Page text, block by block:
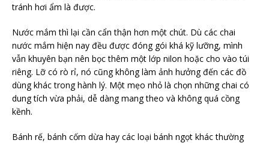
tránh hơi ẩm là được.
Nước mắm thì lại cần cẩn thận hơn một chút. Dù các chai
nước mắm hiện nay đều được đóng gói khá kỹ lưỡng, mình
vẫn khuyên bạn nên bọc thêm một lớp nilon hoặc cho vào túi
riêng. Lỡ có rò rỉ, nó cũng không làm ảnh hưởng đến các đồ
dùng khác trong hành lý. Một mẹo nhỏ là chọn những chai có
dung tích vừa phải, dễ dàng mang theo và không quá cồng
kềnh.
Bánh rế, bánh cốm dừa hay các loại bánh ngọt khác thường